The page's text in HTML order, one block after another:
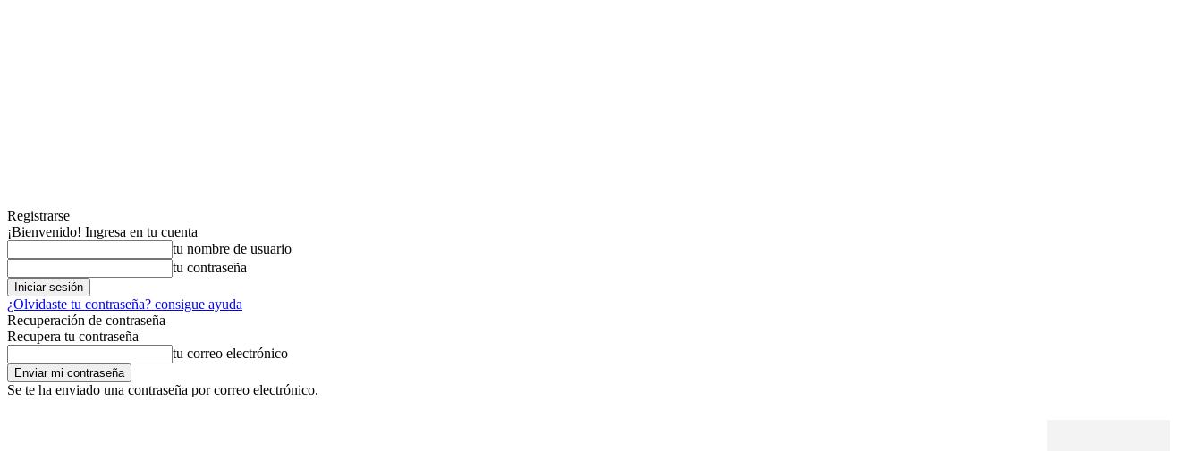
Registrarse
¡Bienvenido! Ingresa en tu cuenta
tu nombre de usuario
tu contraseña
¿Olvidaste tu contraseña? consigue ayuda
Recuperación de contraseña
Recupera tu contraseña
tu correo electrónico
Se te ha enviado una contraseña por correo electrónico.